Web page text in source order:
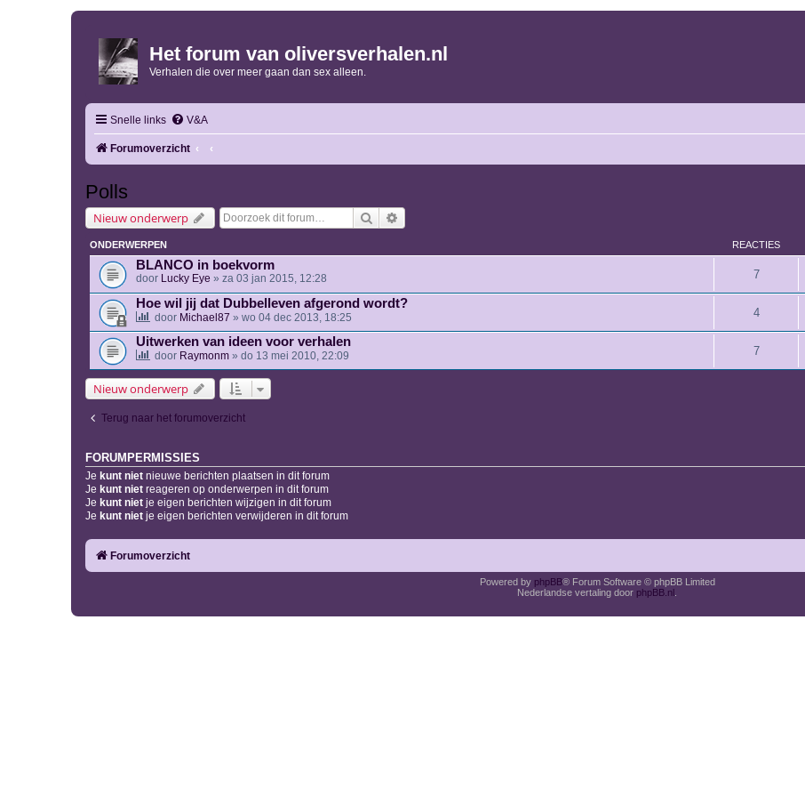
Het forum van oliversverhalen.nl
Verhalen die over meer gaan dan sex alleen.
Snelle links V&A
Forumoverzicht
Polls
Nieuw onderwerp Zoek
ONDERWERPEN REACTIES
BLANCO in boekvorm
door Lucky Eye » za 03 jan 2015, 12:28 7
Hoe wil jij dat Dubbelleven afgerond wordt?
door Michael87 » wo 04 dec 2013, 18:25 4
Uitwerken van ideen voor verhalen
door Raymonm » do 13 mei 2010, 22:09 7
Nieuw onderwerp
Terug naar het forumoverzicht
FORUMPERMISSIES
Je kunt niet nieuwe berichten plaatsen in dit forum
Je kunt niet reageren op onderwerpen in dit forum
Je kunt niet je eigen berichten wijzigen in dit forum
Je kunt niet je eigen berichten verwijderen in dit forum
Forumoverzicht
Powered by phpBB® Forum Software © phpBB Limited
Nederlandse vertaling door phpBB.nl